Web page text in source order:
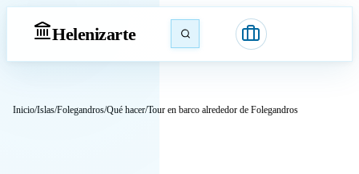
Helenizarte
Inicio/Islas/Folegandros/Qué hacer/Tour en barco alrededor de Folegandros